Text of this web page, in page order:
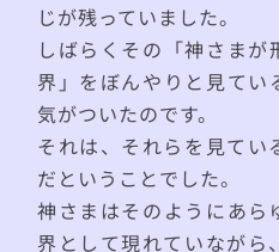
じが残っていました。
しばらくその「神さま
界」をぼんやりと見てい
気がついたのです。
それは、それらを見てい
だということでした。
神さまはそのようにあら
界として現れていながら